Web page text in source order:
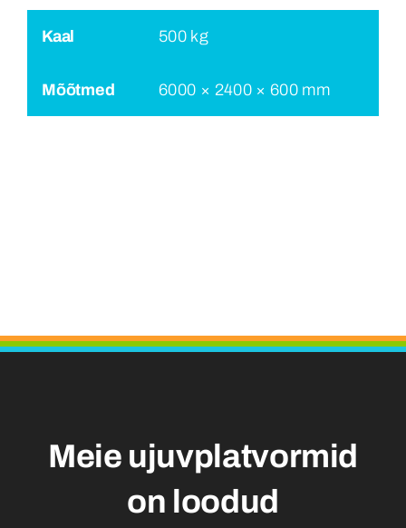
Kaal 500 kg
Mõõtmed 6000 × 2400 × 600 mm
Meie ujuvplatvormid
on loodud